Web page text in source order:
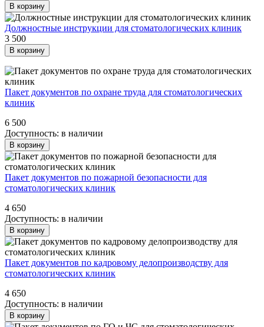
В корзину
Должностные инструкции для стоматологических клиник
3 500
В корзину
Пакет документов по охране труда для стоматологических
клиник
6 500
Доступность: в наличии
В корзину
Пакет документов по пожарной безопасности для
стоматологических клиник
4 650
Доступность: в наличии
В корзину
Пакет документов по кадровому делопроизводству для
стоматологических клиник
4 650
Доступность: в наличии
В корзину